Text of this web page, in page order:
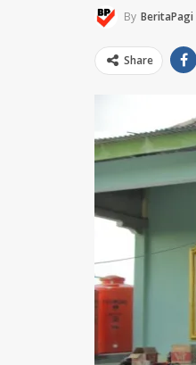
By BeritaPagi
Share